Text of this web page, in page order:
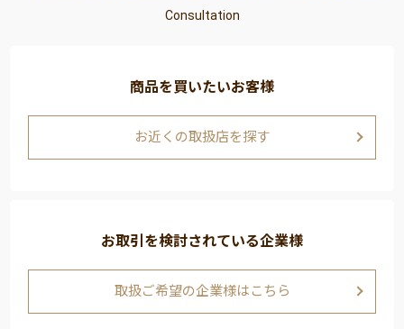
Consultation
商品を買いたいお客様
お近くの取扱店を探す
お取引を検討されている企業様
取扱ご希望の企業様はこちら